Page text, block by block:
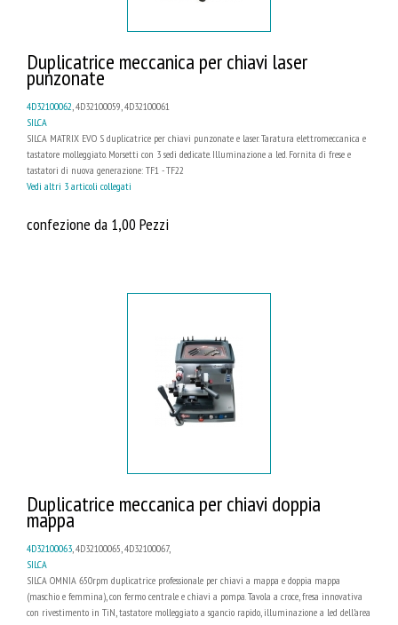
Duplicatrice meccanica per chiavi laser
punzonate
4D32100062 , 4D32100059, 4D32100061
SILCA
SILCA MATRIX EVO S duplicatrice per chiavi punzonate e laser. Taratura elettromeccanica e
tastatore molleggiato. Morsetti con 3 sedi dedicate. Illuminazione a led. Fornita di frese e
tastatori di nuova generazione: TF1 - TF22
Vedi altri 3 articoli collegati
confezione da 1,00 Pezzi
Duplicatrice meccanica per chiavi doppia
mappa
4D32100063, 4D32100065, 4D32100067,
SILCA
SILCA OMNIA 650rpm duplicatrice professionale per chiavi a mappa e doppia mappa
(maschio e femmina), con fermo centrale e chiavi a pompa. Tavola a croce, fresa innovativa
con rivestimento in TiN, tastatore molleggiato a sgancio rapido, illuminazione a led dell’area